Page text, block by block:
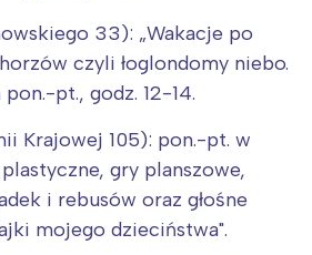
33): „Wakacje po
czyli łoglondomy niebo.
pt., godz. 12-14.
Krajowej 105): pon.-pt. w
gry planszowe,
i rebusów oraz głośne
mojego dzieciństwa".